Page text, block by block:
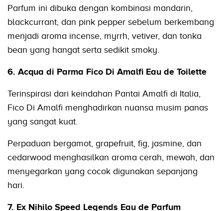
Parfum ini dibuka dengan kombinasi mandarin,
blackcurrant, dan pink pepper sebelum berkembang
menjadi aroma incense, myrrh, vetiver, dan tonka
bean yang hangat serta sedikit smoky.
6. Acqua di Parma Fico Di Amalfi Eau de Toilette
Terinspirasi dari keindahan Pantai Amalfi di Italia,
Fico Di Amalfi menghadirkan nuansa musim panas
yang sangat kuat.
Perpaduan bergamot, grapefruit, fig, jasmine, dan
cedarwood menghasilkan aroma cerah, mewah, dan
menyegarkan yang cocok digunakan sepanjang
hari.
7. Ex Nihilo Speed Legends Eau de Parfum